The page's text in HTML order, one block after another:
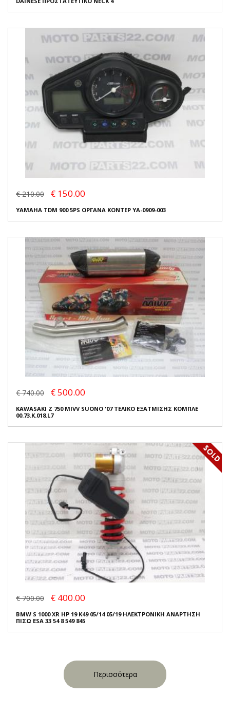
€ 210.00 € 150.00
YAMAHA TDM 900 5PS ΟΡΓΑΝΑ ΚΟΝΤΕΡ YA-0909-003
€ 740.00 € 500.00
KAWASAKI Z 750 MIVV SUONO '07 ΤΕΛΙΚΟ ΕΞΑΤΜΙΣΗΣ ΚΟΜΠΛΕ
00.73.K.018.L7
€ 700.00 € 400.00
BMW S 1000 XR HP 19 K49 05/14 05/19 ΗΛΕΚΤΡΟΝΙΚΗ ΑΝΑΡΤΗΣΗ
ΠΙΣΩ ESA 33 54 8 549 845
Περισσότερα